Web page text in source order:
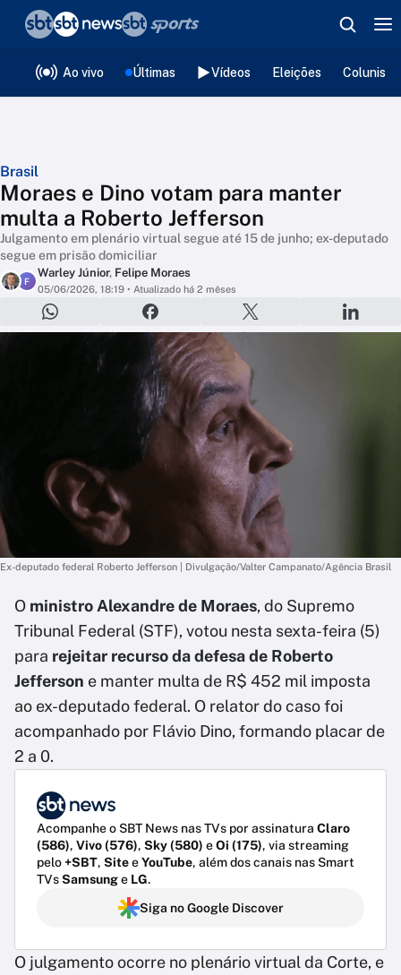
Ao vivo Últimas Vídeos Eleições
Brasil
Moraes e Dino votam para manter
multa a Roberto Jefferson
Julgamento em plenário virtual segue até 15 de junho; ex-deputado
segue em prisão domiciliar
F
Warley Júnior, Felipe Moraes
05/06/2026, 18:19 • Atualizado há 2 mêses
Ex-deputado federal Roberto Jefferson | Divulgação/Valter Campanato/Agência Brasil
O ministro Alexandre de Moraes, do Supremo
Tribunal Federal (STF), votou nesta sexta-feira (5)
para rejeitar recurso da defesa de Roberto
Jefferson e manter multa de R$ 452 mil imposta
ao ex-deputado federal. O relator do caso foi
acompanhado por Flávio Dino, formando placar de
2 a 0.
Acompanhe o SBT News nas TVs por assinatura Claro
(586), Vivo (576), Sky (580) eOi (175), via streaming
pelo+SBT, SiteeYouTube, além dos canais nas Smart
TVsSamsunge LG.
Siga no Google Discover
O julgamento ocorre no plenário virtual da Corte, e
❮voltar
Editorias